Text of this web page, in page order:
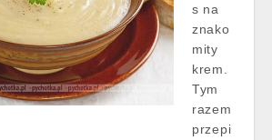
s na
znako
mity
krem.
Tym
razem
przepi